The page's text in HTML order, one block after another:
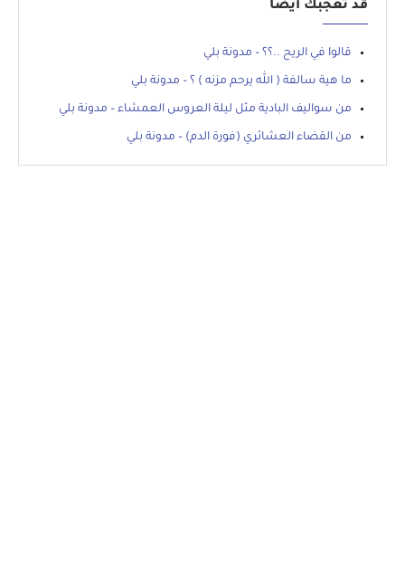
قد تعجبك أيضاً
قالوا في الريح ..؟؟ – مدونة بلي
ما هية سالفة ( الله يرحم مزنه ) ؟ – مدونة بلي
من سواليف البادية مثل ليلة العروس العمشاء – مدونة بلي
من القضاء العشائري (فورة الدم) – مدونة بلي